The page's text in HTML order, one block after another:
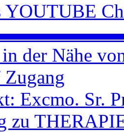
YOUTUBE
der Nähe
Excmo. Sr.
zu